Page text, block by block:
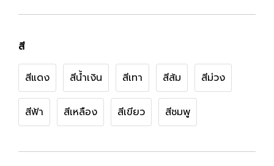
สี
สีแดง สีน้ำเงิน สีเทา สีส้ม สีม่วง
สีฟ้า สีเหลือง สีเขียว สีชมพู